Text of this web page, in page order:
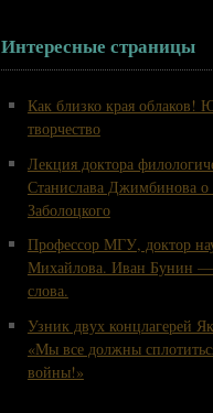
Интересные страницы
Как близко края облаков!
творчество
Лекция доктора
Станислава Джимбинова о
Заболоцкого
Профессор МГУ, доктор
Михайлова. Иван Бунин
слова.
Узник двух концлагерей
«Мы все должны
войны!»